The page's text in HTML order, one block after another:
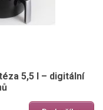
5,5 l – digitální